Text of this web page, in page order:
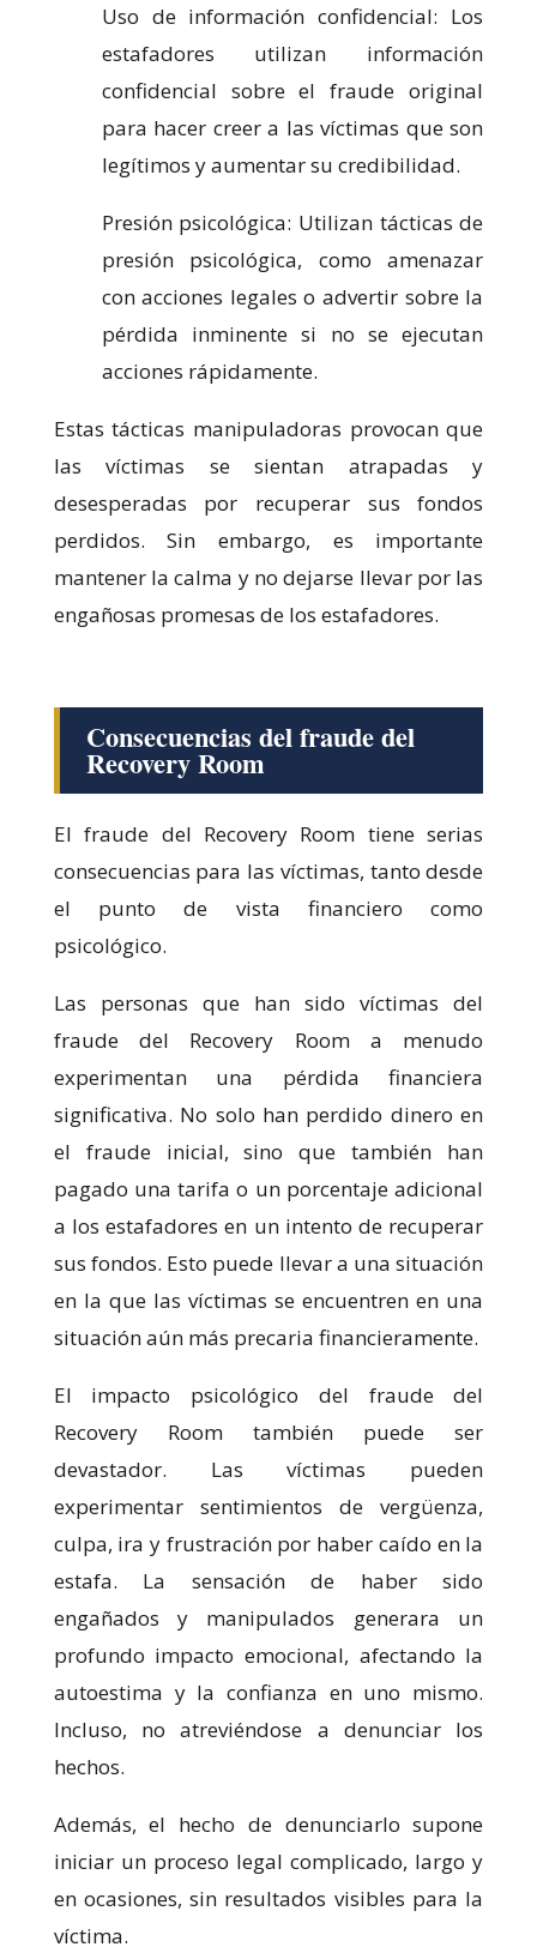
Uso de información confidencial: Los
estafadores utilizan información
confidencial sobre el fraude original
para hacer creer a las víctimas que son
legítimos y aumentar su credibilidad.
Presión psicológica: Utilizan tácticas de
presión psicológica, como amenazar
con acciones legales o advertir sobre la
pérdida inminente si no se ejecutan
acciones rápidamente.
Estas tácticas manipuladoras provocan que
las víctimas se sientan atrapadas y
desesperadas por recuperar sus fondos
perdidos. Sin embargo, es importante
mantener la calma y no dejarse llevar por las
engañosas promesas de los estafadores.
Consecuencias del fraude del
Recovery Room
El fraude del Recovery Room tiene serias
consecuencias para las víctimas, tanto desde
el punto de vista financiero como
psicológico.
Las personas que han sido víctimas del
fraude del Recovery Room a menudo
experimentan una pérdida financiera
significativa. No solo han perdido dinero en
el fraude inicial, sino que también han
pagado una tarifa o un porcentaje adicional
a los estafadores en un intento de recuperar
sus fondos. Esto puede llevar a una situación
en la que las víctimas se encuentren en una
situación aún más precaria financieramente.
El impacto psicológico del fraude del
Recovery Room también puede ser
devastador. Las víctimas pueden
experimentar sentimientos de vergüenza,
culpa, ira y frustración por haber caído en la
estafa. La sensación de haber sido
engañados y manipulados generara un
profundo impacto emocional, afectando la
autoestima y la confianza en uno mismo.
Incluso, no atreviéndose a denunciar los
hechos.
Además, el hecho de denunciarlo supone
iniciar un proceso legal complicado, largo y
en ocasiones, sin resultados visibles para la
víctima.